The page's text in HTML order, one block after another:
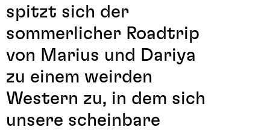
spitzt sich der
sommerlicher Roadtrip
von Marius und Dariya
zu einem weirden
Western zu, in dem sich
unsere scheinbare